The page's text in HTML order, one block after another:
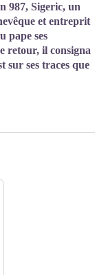
987, Sigeric, un
et entreprit
pape ses
retour, il consigna
sur ses traces que